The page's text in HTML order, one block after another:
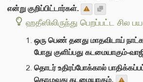
என்று குறிப்பிட்டார்கள்.
ஹதீஸிலிருந்து பெறப்பட்ட சில
ஒரு பெண் தனது மாதவிடாய்
போது குளிப்பது கடமையாகும்-
தொடர் உதிரப்போக்கால்